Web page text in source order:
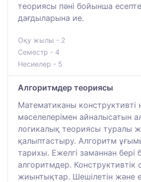
теориясы пәні бойынша
дағдыларына ие.
Оқу жылы - 2
Семестр - 4
Несиелер - 5
Алгоритмдер теориясы
Математиканы конструктивті
мәселелерімен айналысатын
логикалық теориясы туралы
қалыптастыру. Алгоритм
тарихы. Ежелгі заманнан бері
алгоритмдер. Конструктивтік
жиынтықтар. Шешілетін және